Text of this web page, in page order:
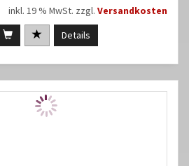
inkl. 19 % MwSt. zzgl. Versandkosten
Details